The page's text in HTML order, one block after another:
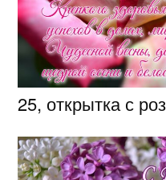
25, открытка с